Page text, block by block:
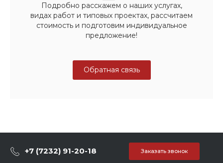
Подробно расскажем о наших услугах,
видах работ и типовых проектах, рассчитаем
стоимость и подготовим индивидуальное
предложение!
Обратная связь
+7 (7232) 91-20-18 Заказать звонок